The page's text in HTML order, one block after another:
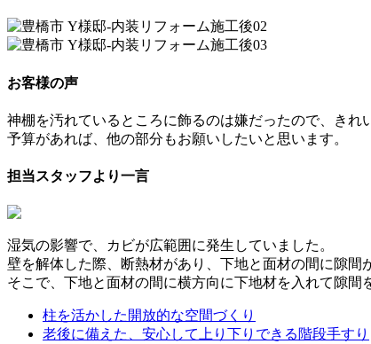
お客様の声
神棚を汚れているところに飾るのは嫌だったので、きれ
予算があれば、他の部分もお願いしたいと思います。
担当スタッフより一言
湿気の影響で、カビが広範囲に発生していました。
壁を解体した際、断熱材があり、下地と面材の間に隙間
そこで、下地と面材の間に横方向に下地材を入れて隙間
柱を活かした開放的な空間づくり
老後に備えた、安心して上り下りできる階段手すり